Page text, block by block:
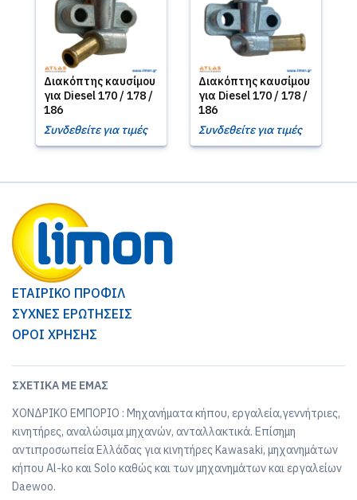
Διακόπτης καυσίμου
για Diesel 170 / 178 /
186
Συνδεθείτε για τιμές
Διακόπτης καυσίμου
για Diesel 170 / 178 /
186
Συνδεθείτε για τιμές
ΕΤΑΙΡΙΚΟ ΠΡΟΦΙΛ
ΣΥΧΝΕΣ ΕΡΩΤΗΣΕΙΣ
ΟΡΟΙ ΧΡΗΣΗΣ
ΣΧΕΤΙΚΆ ΜΕ ΕΜΆΣ
ΧΟΝΔΡΙΚΟ ΕΜΠΟΡΙΟ : Μηχανήματα κήπου, εργαλεία,γεννήτριες,
κινητήρες, αναλώσιμα μηχανών, ανταλλακτικά. Επίσημη
αντιπροσωπεία Ελλάδας για κινητήρες Kawasaki, μηχανημάτων
κήπου Al-ko και Solo καθώς και των μηχανημάτων και εργαλείων
Daewoo.